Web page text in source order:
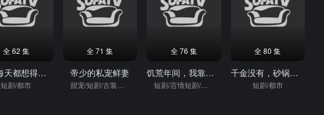
全 62 集
夫人每天都想得寸进尺
短剧/都市
全 71 集
帝少的私宠鲜妻
全 76 集
饥荒年间，我靠三宝发家致富
短剧/言情短剧/逆袭
全 80 集
千金没有，砂锅大的拳头倒有一个
短剧/都市